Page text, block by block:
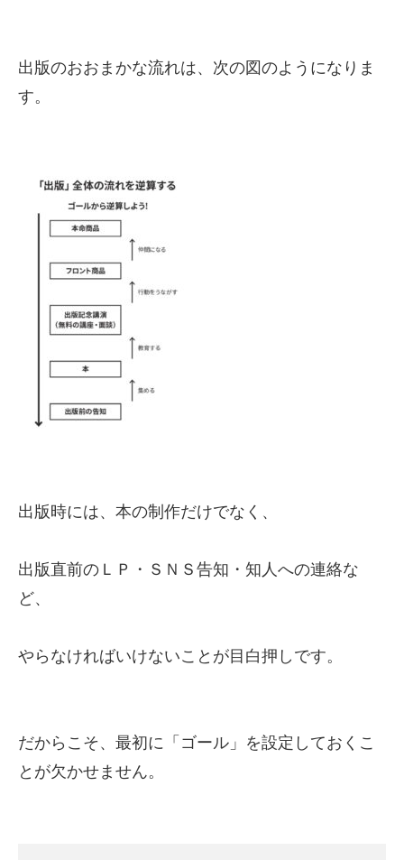
出版のおおまかな流れは、次の図のようになりま
す。
出版時には、本の制作だけでなく、
出版直前のＬＰ・ＳＮＳ告知・知人への連絡な
ど、
やらなければいけないことが目白押しです。
だからこそ、最初に「ゴール」を設定しておくこ
とが欠かせません。